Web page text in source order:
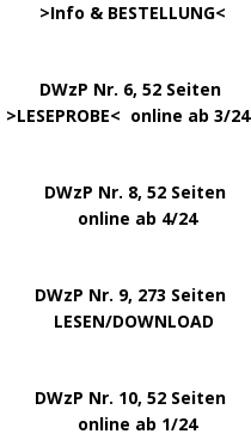
Info & BESTELLUNG<
DWzP Nr. 6, 52 Seiten
>LESEPROBE< online ab 3/24
Nr. 8, 52 Seiten
ab 4/24
Nr. 9, 273 Seiten
LESEN/DOWNLOAD
Nr. 10, 52 Seiten
ab 1/24